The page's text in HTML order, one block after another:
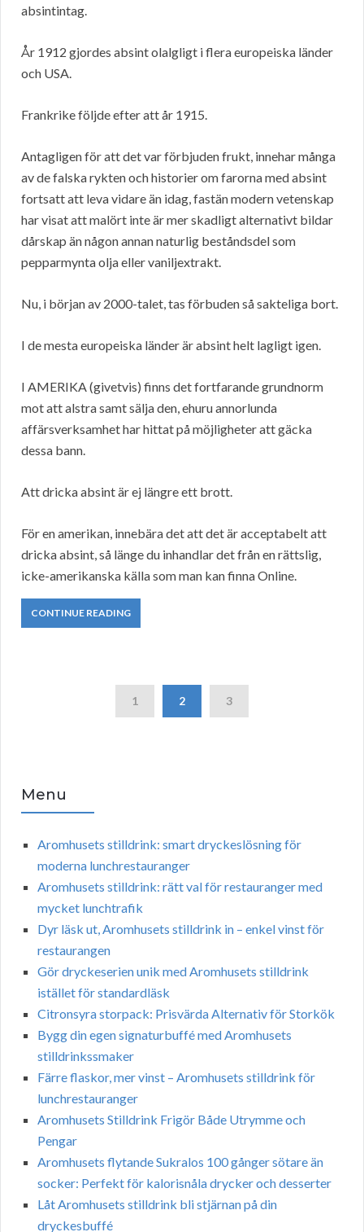
absintintag.
År 1912 gjordes absint olalgligt i flera europeiska länder
och USA.
Frankrike följde efter att år 1915.
Antagligen för att det var förbjuden frukt, innehar många
av de falska rykten och historier om farorna med absint
fortsatt att leva vidare än idag, fastän modern vetenskap
har visat att malört inte är mer skadligt alternativt bildar
dårskap än någon annan naturlig beståndsdel som
pepparmynta olja eller vaniljextrakt.
Nu, i början av 2000-talet, tas förbuden så sakteliga bort.
I de mesta europeiska länder är absint helt lagligt igen.
I AMERIKA (givetvis) finns det fortfarande grundnorm
mot att alstra samt sälja den, ehuru annorlunda
affärsverksamhet har hittat på möjligheter att gäcka
dessa bann.
Att dricka absint är ej längre ett brott.
För en amerikan, innebära det att det är acceptabelt att
dricka absint, så länge du inhandlar det från en rättslig,
icke-amerikanska källa som man kan finna Online.
CONTINUE READING
1 2 3
Menu
Aromhusets stilldrink: smart dryckeslösning för
moderna lunchrestauranger
Aromhusets stilldrink: rätt val för restauranger med
mycket lunchtrafik
Dyr läsk ut, Aromhusets stilldrink in – enkel vinst för
restaurangen
Gör dryckeserien unik med Aromhusets stilldrink
istället för standardläsk
Citronsyra storpack: Prisvärda Alternativ för Storkök
Bygg din egen signaturbuffé med Aromhusets
stilldrinkssmaker
Färre flaskor, mer vinst – Aromhusets stilldrink för
lunchrestauranger
Aromhusets Stilldrink Frigör Både Utrymme och
Pengar
Aromhusets flytande Sukralos 100 gånger sötare än
socker: Perfekt för kalorisnåla drycker och desserter
Låt Aromhusets stilldrink bli stjärnan på din
dryckesbuffé